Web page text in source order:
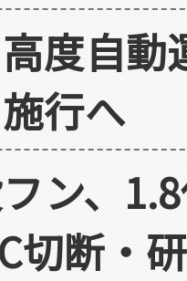
度自
行へ
ン、
切断・